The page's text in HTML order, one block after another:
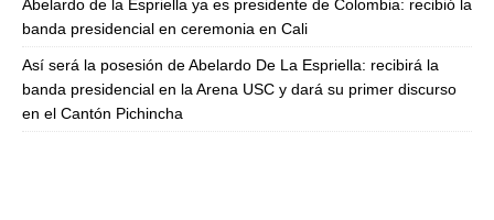
Abelardo de la Espriella ya es presidente de Colombia: recibió la
banda presidencial en ceremonia en Cali
Así será la posesión de Abelardo De La Espriella: recibirá la
banda presidencial en la Arena USC y dará su primer discurso
en el Cantón Pichincha